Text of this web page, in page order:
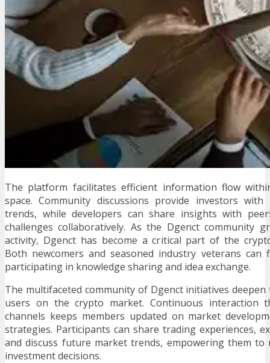
The platform facilitates efficient information flow
space. Community discussions provide investors
trends, while developers can share insights with
challenges collaboratively. As the Dgenct community
activity, Dgenct has become a critical part of the
Both newcomers and seasoned industry veterans can
participating in knowledge sharing and idea exchange.
The multifaceted community of Dgenct initiatives
users on the crypto market. Continuous interaction
channels keeps members updated on market
strategies. Participants can share trading experiences,
and discuss future market trends, empowering them to
investment decisions.